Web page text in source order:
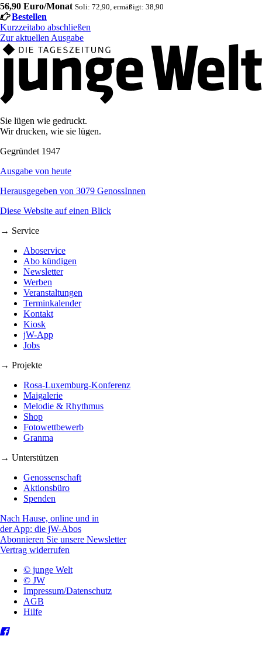
56,90 Euro/Monat Soli: 72,90, ermäßigt: 38,90
Bestellen
Kurzzeitabo abschließen
Zur aktuellen Ausgabe
Sie lügen wie gedruckt.
Wir drucken, wie sie lügen.
Gegründet 1947
Ausgabe von heute
Herausgegeben von 3079 GenossInnen
Diese Website auf einen Blick
→ Service
Aboservice
Abo kündigen
Newsletter
Werben
Veranstaltungen
Terminkalender
Kontakt
Kiosk
jW-App
Jobs
→ Projekte
Rosa-Luxemburg-Konferenz
Maigalerie
Melodie & Rhythmus
Shop
Fotowettbewerb
Granma
→ Unterstützen
Genossenschaft
Aktionsbüro
Spenden
Nach Hause, online und in
der App: die jW-Abos
Abonnieren Sie unsere Newsletter
Vertrag widerrufen
© junge Welt
© JW
Impressum/Datenschutz
AGB
Hilfe